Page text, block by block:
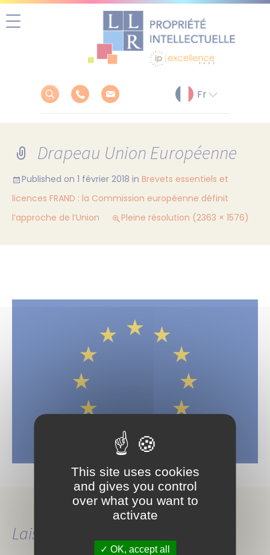
Drapeau Union Européenne
Published on 1 février 2018 in Brevets essentiels et
licences FRAND : la Commission européenne définit
l’approche de l’Union
Pleine résolution (2363 × 1576)
Laisser un commentaire
This site uses cookies
and gives you control
over what you want to
activate
OK, accept all